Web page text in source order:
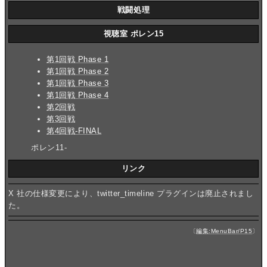
戦闘処理
視聴室 ポレン15
第1回戦 Phase 1
第1回戦 Phase 2
第1回戦 Phase 3
第1回戦 Phase 4
第2回戦
第3回戦
第4回戦-FINAL
ポレン11-
リンク
X 社の仕様変更により、twitter_timeline プラグインは廃止されまし
た。
〔編集:MenuBar/P15〕